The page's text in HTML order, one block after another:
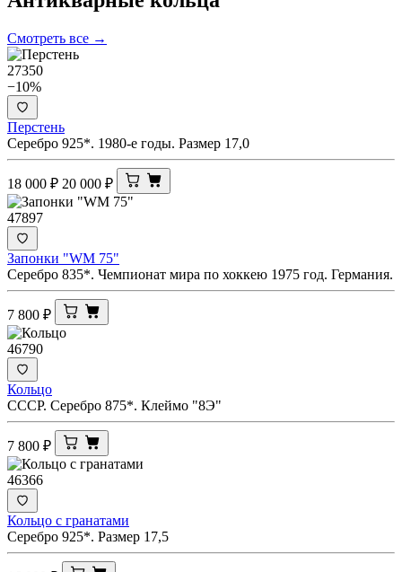
Смотреть все →
27350
−10%
Перстень
Серебро 925*. 1980-е годы. Размер 17,0
18 000 ₽ 20 000 ₽
47897
Запонки "WM 75"
Серебро 835*. Чемпионат мира по хоккею 1975 год. Германия.
7 800 ₽
46790
Кольцо
СССР. Серебро 875*. Клеймо "8Э"
7 800 ₽
46366
Кольцо с гранатами
Серебро 925*. Размер 17,5